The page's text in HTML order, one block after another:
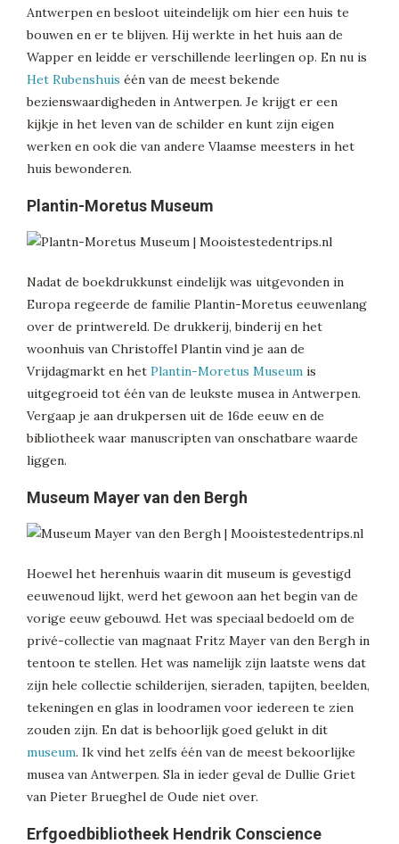
Antwerpen en besloot uiteindelijk om hier een huis te
bouwen en er te blijven. Hij werkte in het huis aan de
Wapper en leidde er verschillende leerlingen op. En nu is
Het Rubenshuis één van de meest bekende
bezienswaardigheden in Antwerpen. Je krijgt er een
kijkje in het leven van de schilder en kunt zijn eigen
werken en ook die van andere Vlaamse meesters in het
huis bewonderen.
Plantin-Moretus Museum
Nadat de boekdrukkunst eindelijk was uitgevonden in
Europa regeerde de familie Plantin-Moretus eeuwenlang
over de printwereld. De drukkerij, binderij en het
woonhuis van Christoffel Plantin vind je aan de
Vrijdagmarkt en het Plantin-Moretus Museum is
uitgegroeid tot één van de leukste musea in Antwerpen.
Vergaap je aan drukpersen uit de 16de eeuw en de
bibliotheek waar manuscripten van onschatbare waarde
liggen.
Museum Mayer van den Bergh
Hoewel het herenhuis waarin dit museum is gevestigd
eeuwenoud lijkt, werd het gewoon aan het begin van de
vorige eeuw gebouwd. Het was speciaal bedoeld om de
privé-collectie van magnaat Fritz Mayer van den Bergh in
tentoon te stellen. Het was namelijk zijn laatste wens dat
zijn hele collectie schilderijen, sieraden, tapijten, beelden,
tekeningen en glas in loodramen voor iedereen te zien
zouden zijn. En dat is behoorlijk goed gelukt in dit
museum. Ik vind het zelfs één van de meest bekoorlijke
musea van Antwerpen. Sla in ieder geval de Dullie Griet
van Pieter Brueghel de Oude niet over.
Erfgoedbibliotheek Hendrik Conscience